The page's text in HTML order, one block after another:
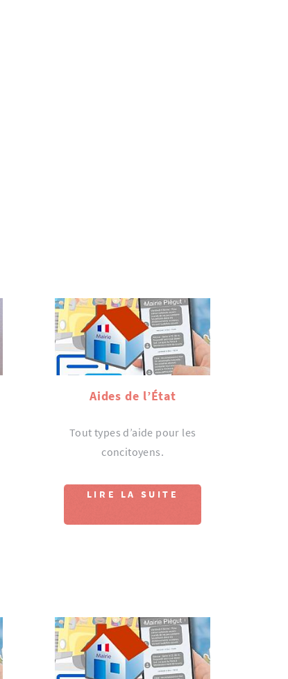
Aides de l’État
Tout types d’aide pour les
concitoyens.
LIRE LA SUITE